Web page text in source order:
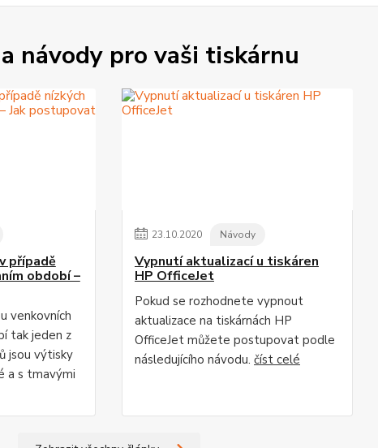
návody pro vaši tiskárnu
případě
období –
venkovních
tak jeden z
jsou výtisky
a s tmavými
23.10.2020 Návody
Vypnutí aktualizací u tiskáren
HP OfficeJet
Pokud se rozhodnete vypnout
aktualizace na tiskárnách HP
OfficeJet můžete postupovat podle
následujícího návodu. číst celé